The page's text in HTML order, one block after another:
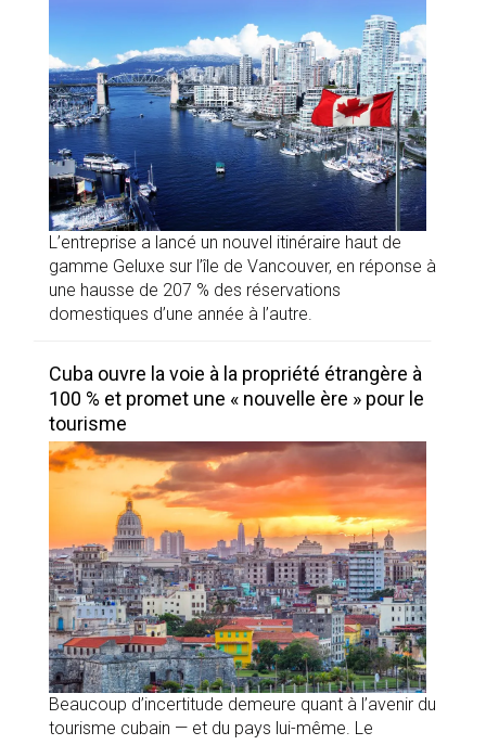
L’entreprise a lancé un nouvel itinéraire haut de
gamme Geluxe sur l’île de Vancouver, en réponse à
une hausse de 207 % des réservations
domestiques d’une année à l’autre.
Cuba ouvre la voie à la propriété étrangère à
100 % et promet une « nouvelle ère » pour le
tourisme
Beaucoup d’incertitude demeure quant à l’avenir du
tourisme cubain — et du pays lui-même. Le